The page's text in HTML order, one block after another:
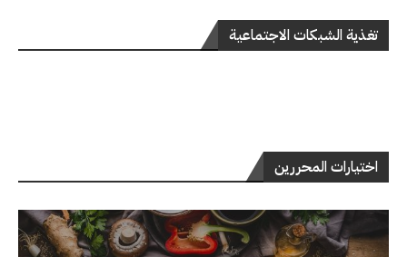
تغذية الشبكات الاجتماعية
اختيارات المحررين